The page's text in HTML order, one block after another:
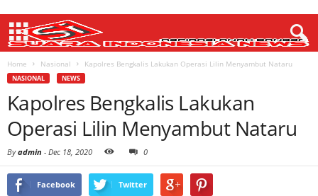
Home Nasional Kapolres Bengkalis Lakukan Operasi Lilin Menyambut Nataru
NASIONAL NEWS
Kapolres Bengkalis Lakukan
Operasi Lilin Menyambut Nataru
Byadmin - Dec 18, 2020 0
Facebook Twitter